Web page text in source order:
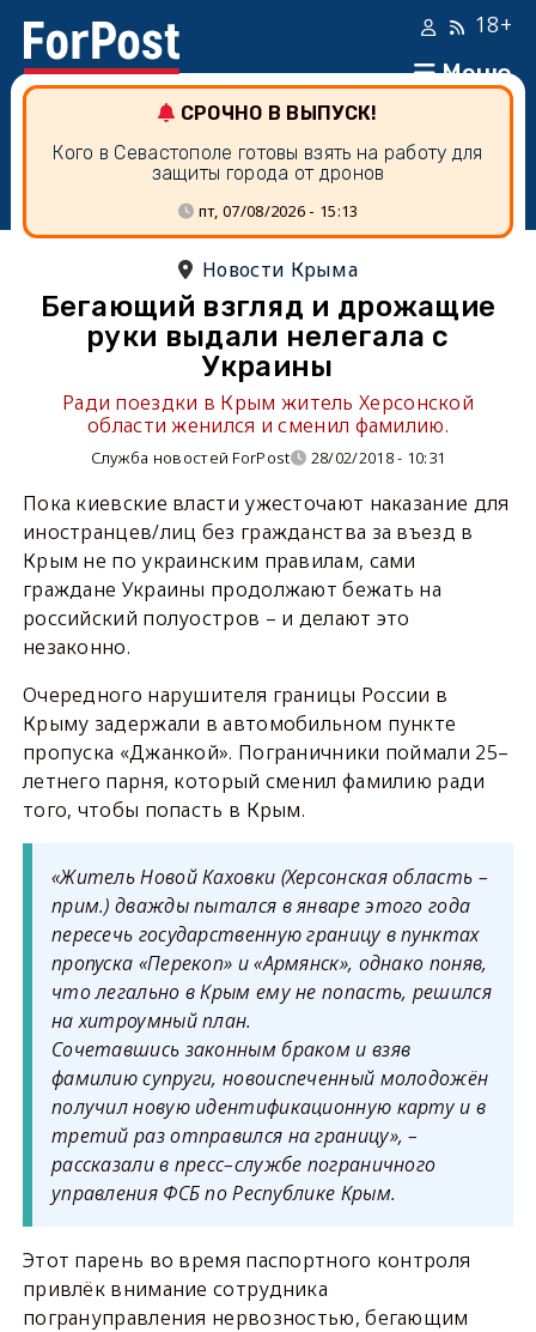
Меню
18+
СРОЧНО В ВЫПУСК!
Кого в Севастополе готовы взять на работу для
защиты города от дронов
пт, 07/08/2026 - 15:13
Новости Крыма
Бегающий взгляд и дрожащие
руки выдали нелегала с
Украины
Ради поездки в Крым житель Херсонской
области женился и сменил фамилию.
Служба новостей ForPost 28/02/2018 - 10:31
Пока киевские власти ужесточают наказание для
иностранцев/лиц без гражданства за въезд в
Крым не по украинским правилам, сами
граждане Украины продолжают бежать на
российский полуостров – и делают это
незаконно.
Очередного нарушителя границы России в
Крыму задержали в автомобильном пункте
пропуска «Джанкой». Пограничники поймали 25–
летнего парня, который сменил фамилию ради
того, чтобы попасть в Крым.
«Житель Новой Каховки (Херсонская область –
прим.) дважды пытался в январе этого года
пересечь государственную границу в пунктах
пропуска «Перекоп» и «Армянск», однако поняв,
что легально в Крым ему не попасть, решился
на хитроумный план.
Сочетавшись законным браком и взяв
фамилию супруги, новоиспеченный молодожён
получил новую идентификационную карту и в
третий раз отправился на границу», –
рассказали в пресс–службе пограничного
управления ФСБ по Республике Крым.
Этот парень во время паспортного контроля
привлёк внимание сотрудника
погрануправления нервозностью, бегающим